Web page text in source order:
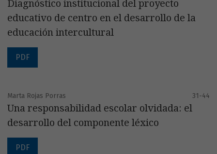
Diagnóstico institucional del proyecto
educativo de centro en el desarrollo de la
educación intercultural
PDF
Marta Rojas Porras 31-44
Una responsabilidad escolar olvidada: el
desarrollo del componente léxico
PDF